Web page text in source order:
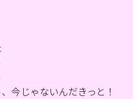
今じゃないんだきっと！